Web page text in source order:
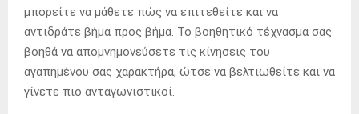
μπορείτε να μάθετε πώς να επιτεθείτε και να
αντιδράτε βήμα προς βήμα. Το βοηθητικό τέχνασμα σας
βοηθά να απομνημονεύσετε τις κίνησεις του
αγαπημένου σας χαρακτήρα, ώτσε να βελτιωθείτε και να
γίνετε πιο ανταγωνιστικοί.